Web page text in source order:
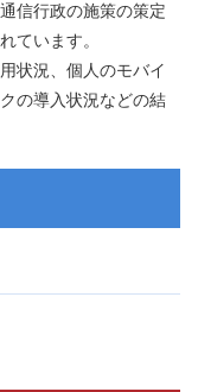
信行政の施策の策定
ています。
状況、個人のモバイ
の導入状況などの結